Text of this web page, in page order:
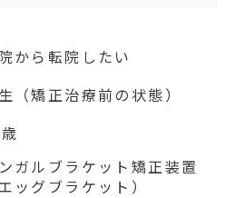
から転院したい
（矯正治療前の状態）
ガルブラケット矯正装置
エッグブラケット）